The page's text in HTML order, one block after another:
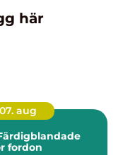
här
07. aug
fordon